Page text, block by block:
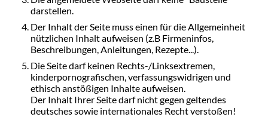
darstellen.
Der Inhalt der Seite muss einen für die Allgemeinheit
nützlichen Inhalt aufweisen (z.B Firmeninfos,
Beschreibungen, Anleitungen, Rezepte...).
Die Seite darf keinen Rechts-/Linksextremen,
kinderpornografischen, verfassungswidrigen und
ethisch anstößigen Inhalte aufweisen.
Der Inhalt Ihrer Seite darf nicht gegen geltendes
deutsches sowie internationales Recht verstoßen!